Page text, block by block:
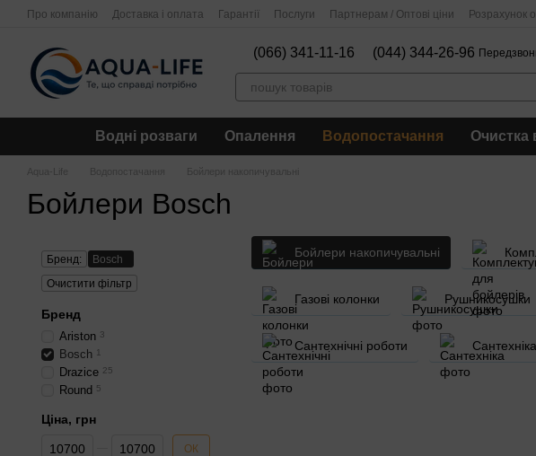
Перейти до основного контенту
Про компанію Доставка і оплата Гарантії Послуги Партнерам / Оптові ціни Розрахунок
(066) 341-11-16 (044) 344-26-96
Водні розваги Опалення Водопостачання Очистка
Aqua-Life Водопостачання Бойлери накопичувальні
Бойлери Bosch
Бойлери накопичувальні
Газові колонки Рушникосушки
Сантехнічні роботи Сантехніка
Бренд:
Bosch
Очистити фільтр
Бренд
Ariston 3
Bosch 1
Drazice 25
Round 5
Ціна, грн
Від Ціна, грн
До Ціна, грн ОК